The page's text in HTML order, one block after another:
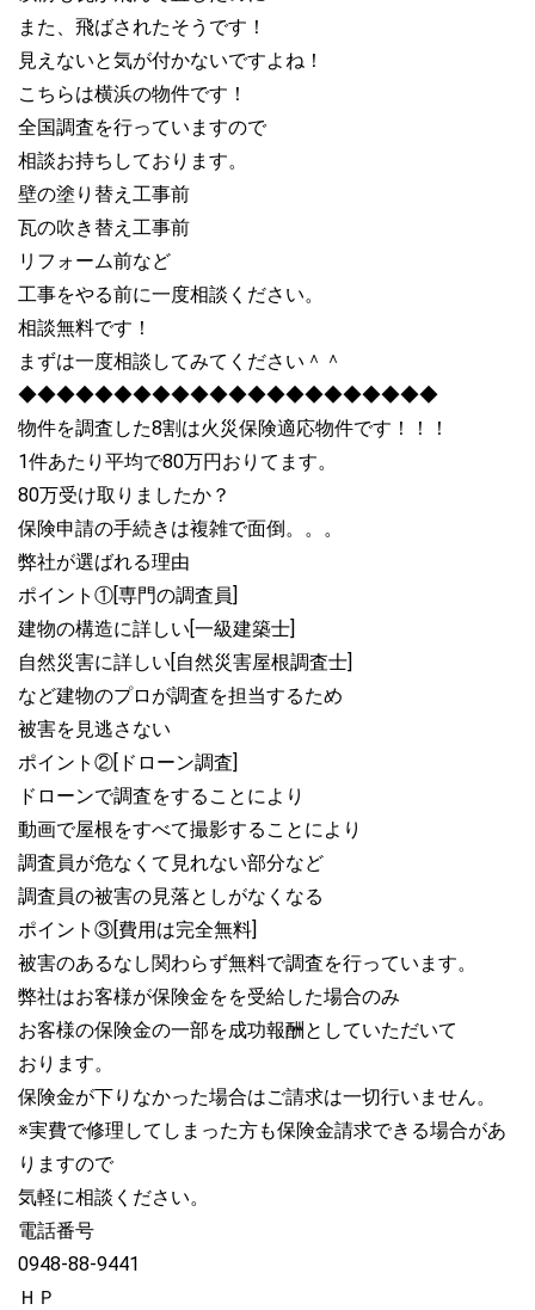
また、飛ばされたそうです！
見えないと気が付かないですよね！
こちらは横浜の物件です！
全国調査を行っていますので
相談お持ちしております。
壁の塗り替え工事前
瓦の吹き替え工事前
リフォーム前など
工事をやる前に一度相談ください。
相談無料です！
まずは一度相談してみてください＾＾
◆◆◆◆◆◆◆◆◆◆◆◆◆◆◆◆◆◆◆◆◆◆
物件を調査した8割は火災保険適応物件です！！！
1件あたり平均で80万円おりてます。
80万受け取りましたか？
保険申請の手続きは複雑で面倒。。。
弊社が選ばれる理由
ポイント①[専門の調査員]
建物の構造に詳しい[一級建築士]
自然災害に詳しい[自然災害屋根調査士]
など建物のプロが調査を担当するため
被害を見逃さない
ポイント②[ドローン調査]
ドローンで調査をすることにより
動画で屋根をすべて撮影することにより
調査員が危なくて見れない部分など
調査員の被害の見落としがなくなる
ポイント③[費用は完全無料]
被害のあるなし関わらず無料で調査を行っています。
弊社はお客様が保険金をを受給した場合のみ
お客様の保険金の一部を成功報酬としていただいて
おります。
保険金が下りなかった場合はご請求は一切行いません。
※実費で修理してしまった方も保険金請求できる場合があ
りますので
気軽に相談ください。
電話番号
0948-88-9441
ＨＰ